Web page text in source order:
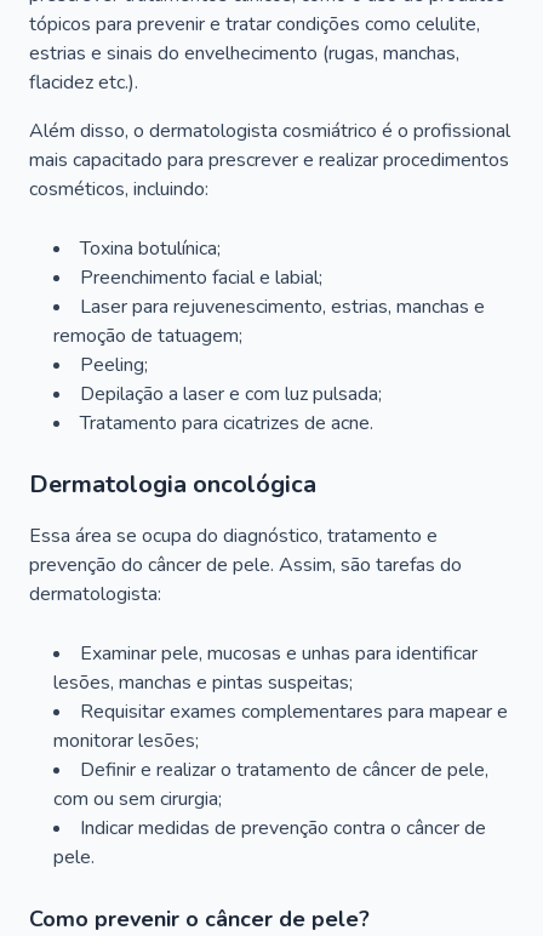
tópicos para prevenir e tratar condições como celulite,
estrias e sinais do envelhecimento (rugas, manchas,
flacidez etc.).
Além disso, o dermatologista cosmiátrico é o profissional
mais capacitado para prescrever e realizar procedimentos
cosméticos, incluindo:
Toxina botulínica;
Preenchimento facial e labial;
Laser para rejuvenescimento, estrias, manchas e
remoção de tatuagem;
Peeling;
Depilação a laser e com luz pulsada;
Tratamento para cicatrizes de acne.
Dermatologia oncológica
Essa área se ocupa do diagnóstico, tratamento e
prevenção do câncer de pele. Assim, são tarefas do
dermatologista:
Examinar pele, mucosas e unhas para identificar
lesões, manchas e pintas suspeitas;
Requisitar exames complementares para mapear e
monitorar lesões;
Definir e realizar o tratamento de câncer de pele,
com ou sem cirurgia;
Indicar medidas de prevenção contra o câncer de
pele.
Como prevenir o câncer de pele?